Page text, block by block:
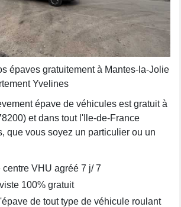
épaves gratuitement à Mantes-la-Jolie
Yvelines
épave de véhicules est gratuit à
et dans tout l'Ile-de-France
que vous soyez un particulier ou un
VHU agréé 7 j/ 7
100% gratuit
de tout type de véhicule roulant